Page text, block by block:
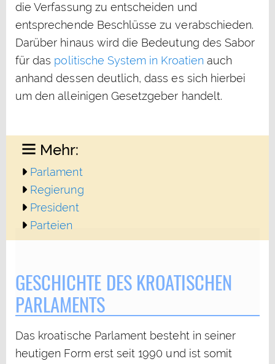
die Verfassung zu entscheiden und
entsprechende Beschlüsse zu verabschieden.
Darüber hinaus wird die Bedeutung des Sabor
für das politische System in Kroatien auch
anhand dessen deutlich, dass es sich hierbei
um den alleinigen Gesetzgeber handelt.
Mehr:
Parlament
Regierung
President
Parteien
GESCHICHTE DES KROATISCHEN
PARLAMENTS
Das kroatische Parlament besteht in seiner
heutigen Form erst seit 1990 und ist somit